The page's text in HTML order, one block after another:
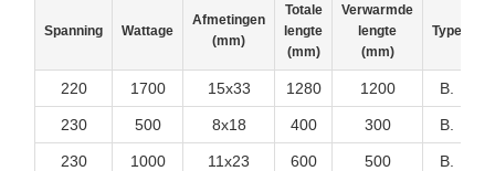
Spanning Wattage
Afmetingen
(mm)
Totale
lengte
(mm)
Verwarmde
lengte
(mm)
Type
220 1700 15x33 1280 1200 B.
230 500 8x18 400 300 B.
230 1000 11x23 600 500 B.